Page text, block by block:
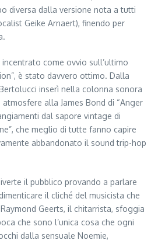
diversa dalla versione nota a tutti
Geike Arnaert), finendo per
come ovvio sull’ultimo
è stato davvero ottimo. Dalla
inserì nella colonna sonora
alla James Bond di “Anger
dal sapore vintage di
che meglio di tutte fanno capire
abbandonato il sound trip-hop
il pubblico provando a parlare
il cliché del musicista che
Geerts, il chitarrista, sfoggia
che sono l’unica cosa che ogni
dalla sensuale Noemie,